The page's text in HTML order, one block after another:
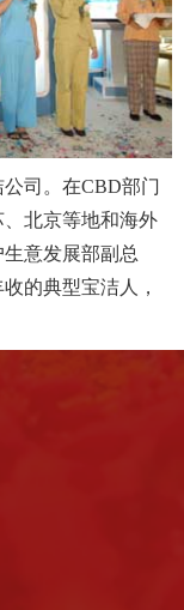
司。在CBD部门
北京等地和海外
意发展部副总
的典型宝洁人，